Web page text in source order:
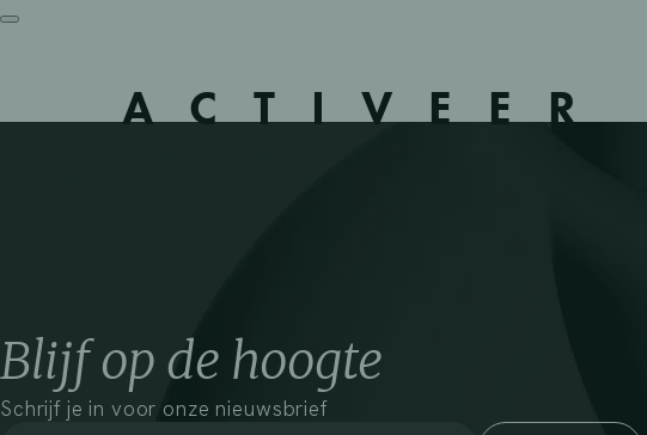
ACTIVEER
Blijf op de hoogte
Schrijf je in voor onze nieuwsbrief